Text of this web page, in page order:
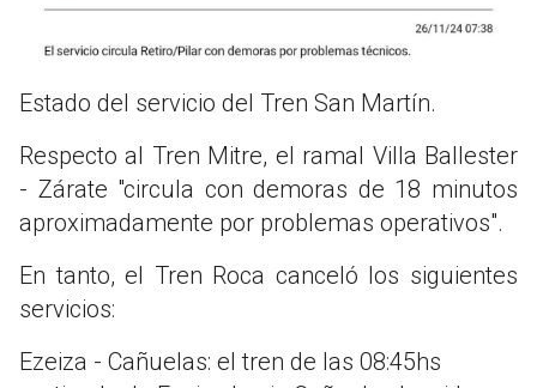
Estado del servicio del Tren San Martín.
Respecto al Tren Mitre, el ramal Villa Ballester
- Zárate "circula con demoras de 18 minutos
aproximadamente por problemas operativos".
En tanto, el Tren Roca canceló los siguientes
servicios:
Ezeiza - Cañuelas: el tren de las 08:45hs